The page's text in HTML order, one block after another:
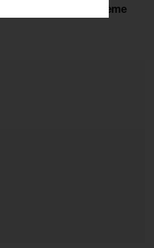
de la 19ème